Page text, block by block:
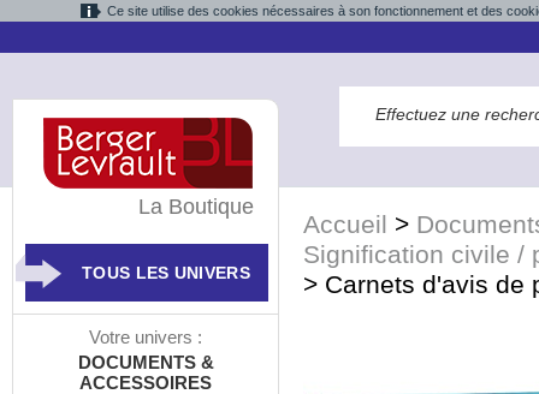
Ce site utilise des cookies nécessaires à son fonctionnement et des
Accueil >
Signification civile /
> Carnets d'avis de
La Boutique
TOUS LES UNIVERS
Votre univers :
DOCUMENTS &
ACCESSOIRES